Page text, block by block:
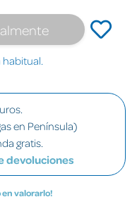
en Península)
gratis.
devoluciones
en valorarlo!